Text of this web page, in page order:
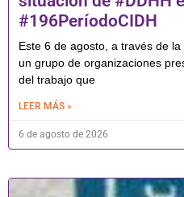
#196PeríodoCIDH
Este 6 de agosto, a través de
un grupo de organizaciones
del trabajo que
LEER MÁS »
6 de agosto de 2026